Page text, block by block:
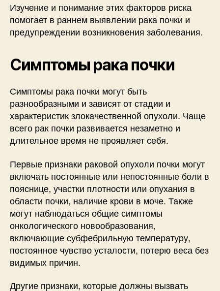
Изучение и понимание этих факторов риска
помогает в раннем выявлении рака почки и
предупреждении возникновения заболевания.
Симптомы рака почки
Симптомы рака почки могут быть
разнообразными и зависят от стадии и
характеристик злокачественной опухоли. Чаще
всего рак почки развивается незаметно и
длительное время не проявляет себя.
Первые признаки раковой опухоли почки могут
включать постоянные или непостоянные боли в
пояснице, участки плотности или опухания в
области почки, наличие крови в моче. Также
могут наблюдаться общие симптомы
онкологического новообразования,
включающие субфебрильную температуру,
постоянное чувство усталости, потерю веса без
видимых причин.
Другие признаки, которые должны вызвать